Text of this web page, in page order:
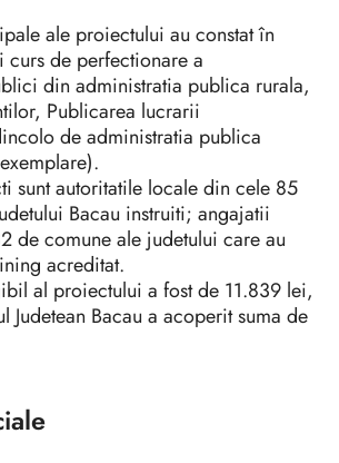
ale proiectului au constat în
curs de perfectionare a
din administratia publica rurala,
Publicarea lucrarii
de administratia publica
sunt autoritatile locale din cele 85
Bacau instruiti; angajatii
de comune ale judetului care au
acreditat.
al proiectului a fost de 11.839 lei,
Judetean Bacau a acoperit suma de